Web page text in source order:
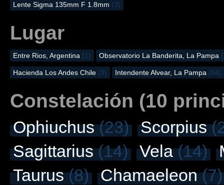
Lente Sigma 135mm F 1.8mm (3)
Lugar
Entre Rios, Argentina (1) Observatorio La Banderita, La Pampa
Hacienda Los Andes Chile (3) Intendente Alvear, La Pampa (84)
Constelación (10
Ophiuchus(23) Scorpius
Sagittarius(14) Vela(14)
Taurus(8) Chamaeleon(7)